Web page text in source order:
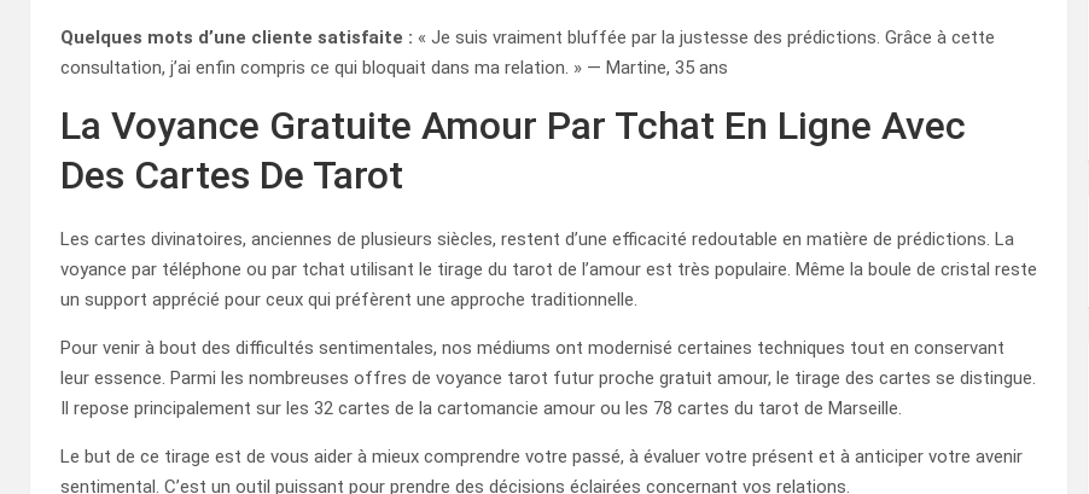
Quelques mots d’une cliente satisfaite : « Je suis vraiment bluffée par la justesse des prédictions. Grâce à cette
consultation, j’ai enfin compris ce qui bloquait dans ma relation. » — Martine, 35 ans
La Voyance Gratuite Amour Par Tchat En Ligne Avec
Des Cartes De Tarot
Les cartes divinatoires, anciennes de plusieurs siècles, restent d’une efficacité redoutable en matière de prédictions. La
voyance par téléphone ou par tchat utilisant le tirage du tarot de l’amour est très populaire. Même la boule de cristal reste
un support apprécié pour ceux qui préfèrent une approche traditionnelle.
Pour venir à bout des difficultés sentimentales, nos médiums ont modernisé certaines techniques tout en conservant
leur essence. Parmi les nombreuses offres de voyance tarot futur proche gratuit amour, le tirage des cartes se distingue.
Il repose principalement sur les 32 cartes de la cartomancie amour ou les 78 cartes du tarot de Marseille.
Le but de ce tirage est de vous aider à mieux comprendre votre passé, à évaluer votre présent et à anticiper votre avenir
sentimental. C’est un outil puissant pour prendre des décisions éclairées concernant vos relations.